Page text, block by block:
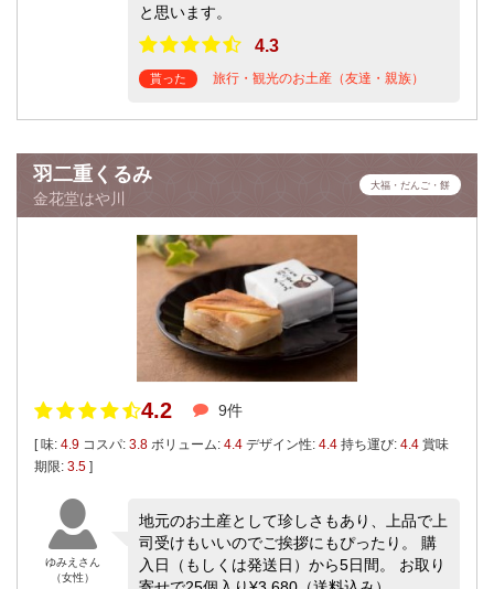
と思います。
4.3
貰った 旅行・観光のお土産（友達・親族）
羽二重くるみ
金花堂はや川
大福・だんご・餅
4.2 9件
[ 味: 4.9 コスパ: 3.8 ボリューム: 4.4 デザイン性: 4.4 持ち運び: 4.4 賞味
期限: 3.5 ]
ゆみえさん
（女性）
地元のお土産として珍しさもあり、上品で上
司受けもいいのでご挨拶にもぴったり。 購
入日（もしくは発送日）から5日間。 お取り